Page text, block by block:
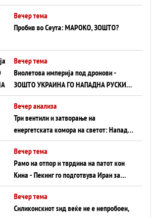
ВНУЦИ ДА ГИ ЗАМЕНАТ
Вечер тема
Пробив во Сеута: МАРОКО, ЗОШТО?
Вечер тема
Виолетова империја под дронови -
ЗОШТО УКРАИНА ГО НАПАДНА РУСКИОТ
WILDBERRIES
Вечер анализа
Три вентили и затворање на
енергетската комора на светот: Нападот
во Суец најавува глобален енергетски
инфаркт?
Вечер тема
Рамо на отпор и тврдина на патот кон
Кина - Пекинг го подготвува Иран за
американска копнена инвазија
Вечер тема
Силиконскиот ѕид веќе не е непробоен,